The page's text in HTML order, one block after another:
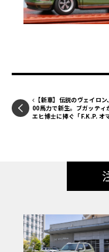
【新車】伝説のヴェイロ
00馬力で新生。ブガッティ
エヒ博士に捧ぐ「F.K.P. オ